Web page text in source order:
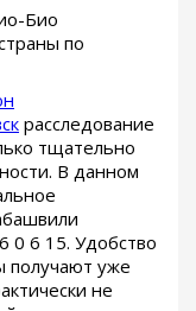
Био
по
расследование
тщательно
В данном
0 6 15. Удобство
получают уже
не